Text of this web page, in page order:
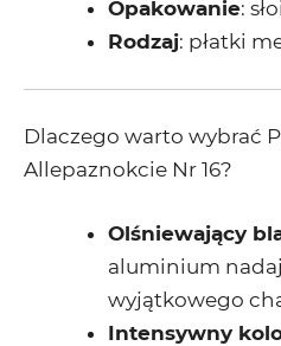
Opakowanie:
Rodzaj: płatki
Dlaczego warto wybrać
Allepaznokcie Nr 16?
Olśniewający
aluminium
wyjątkowego
Intensywny